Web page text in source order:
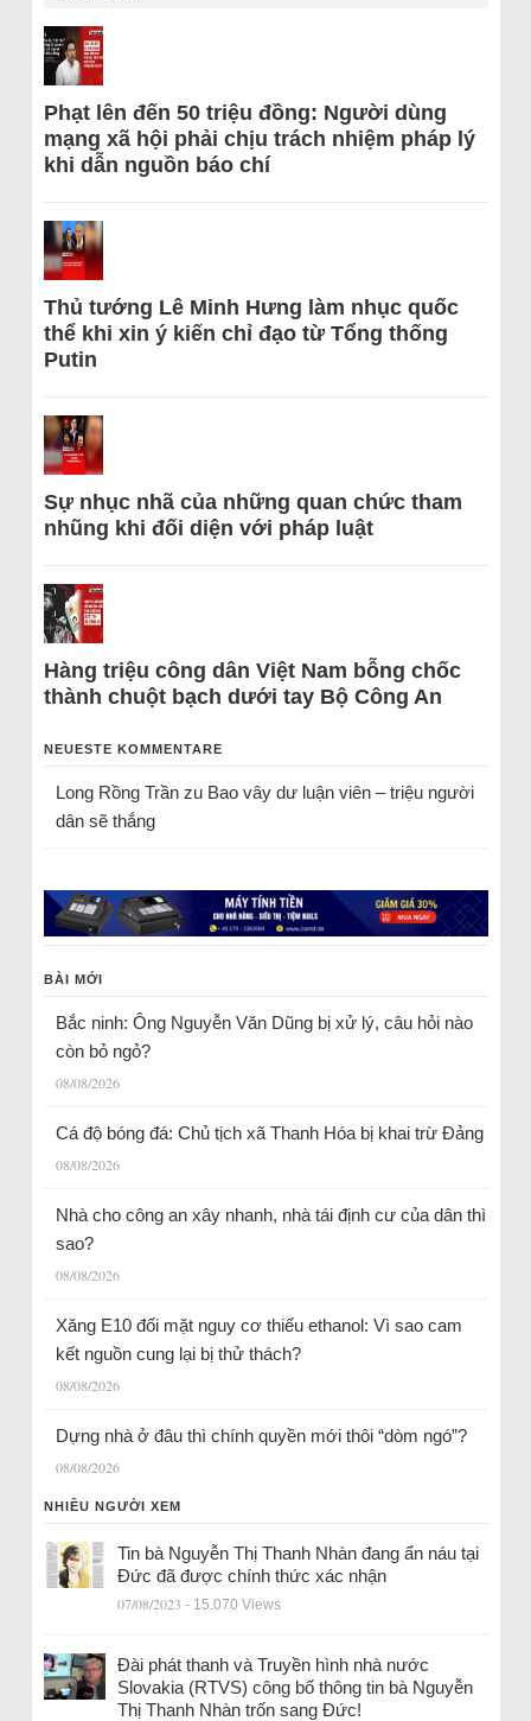
Phạt lên đến 50 triệu đồng: Người dùng
mạng xã hội phải chịu trách nhiệm pháp lý
khi dẫn nguồn báo chí
Thủ tướng Lê Minh Hưng làm nhục quốc
thể khi xin ý kiến chỉ đạo từ Tổng thống
Putin
Sự nhục nhã của những quan chức tham
nhũng khi đối diện với pháp luật
Hàng triệu công dân Việt Nam bỗng chốc
thành chuột bạch dưới tay Bộ Công An
NEUESTE KOMMENTARE
Long Rồng Trầnzu Bao vây dư luận viên – triệu người
dân sẽ thắng
BÀI MỚI
Bắc ninh: Ông Nguyễn Văn Dũng bị xử lý, câu hỏi nào
còn bỏ ngỏ?
08/08/2026
Cá độ bóng đá: Chủ tịch xã Thanh Hóa bị khai trừ Đảng
08/08/2026
Nhà cho công an xây nhanh, nhà tái định cư của dân thì
sao?
08/08/2026
Xăng E10 đối mặt nguy cơ thiếu ethanol: Vì sao cam
kết nguồn cung lại bị thử thách?
08/08/2026
Dựng nhà ở đâu thì chính quyền mới thôi “dòm ngó”?
08/08/2026
NHIỀU NGƯỜI XEM
Tin bà Nguyễn Thị Thanh Nhàn đang ẩn náu tại
Đức đã được chính thức xác nhận
07/08/2023 - 15.070 Views
Đài phát thanh và Truyền hình nhà nước
Slovakia (RTVS) công bố thông tin bà Nguyễn
Thị Thanh Nhàn trốn sang Đức!